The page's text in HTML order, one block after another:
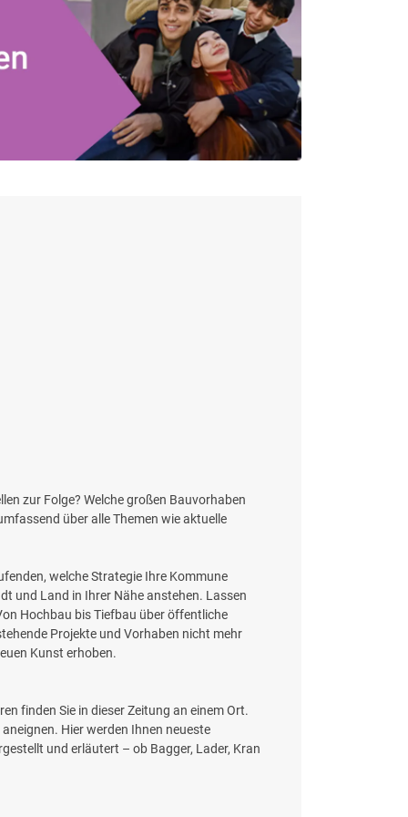
zur Folge? Welche großen Bauvorhaben
über alle Themen wie aktuelle
welche Strategie Ihre Kommune
und Land in Ihrer Nähe anstehen. Lassen
Hochbau bis Tiefbau über öffentliche
Projekte und Vorhaben nicht mehr
Kunst erhoben.
finden Sie in dieser Zeitung an einem Ort.
Hier werden Ihnen neueste
und erläutert – ob Bagger, Lader, Kran